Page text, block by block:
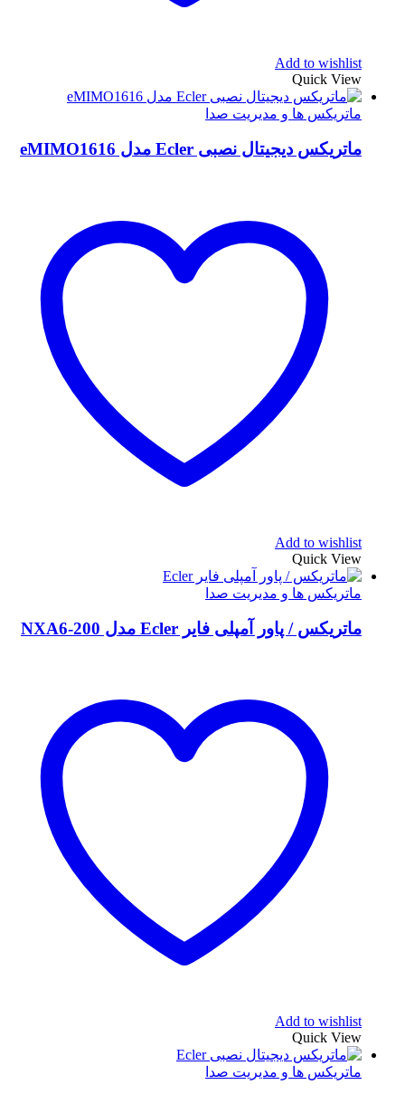
Add to wishlist
Quick View
ماتریکس ها و مدیریت صدا
ماتریکس دیجیتال نصبی Ecler مدل eMIMO1616
Add to wishlist
Quick View
ماتریکس ها و مدیریت صدا
ماتریکس / پاور آمپلی فایر Ecler مدل NXA6-200
Add to wishlist
Quick View
ماتریکس ها و مدیریت صدا